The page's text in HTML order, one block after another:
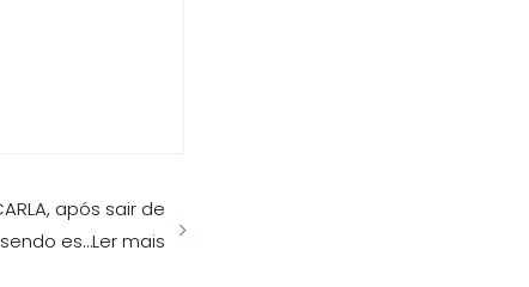
após sair de
es…Ler mais